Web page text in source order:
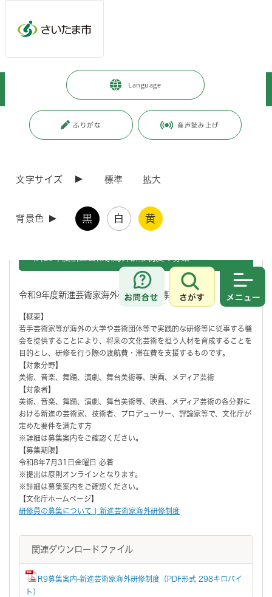
Language
ふりがな 音声読み上げ
文字サイズ 標準 拡大
背景色 黒 白 黄
お問合せ
さがす
観光・スポーツ・文化 > 文化・芸術
文化芸術活動への助成・文化芸術事業への参加募集
更新日付：2026年6月15日 / ページ番号：C131249
て、主なものを掲載しています。詳しい内容については、各実施機関の
ホームページにてご確認ください。
令和9年度新進芸術家海外研修制度の募集開始
【概要】
若手芸術家等が海外の大学や芸術団体等で実践的な研修等に従事する機
会を提供することにより、将来の文化芸術を担う人材を育成することを
目的とし、研修を行う際の渡航費・滞在費を支援するものです。
【対象分野】
美術、音楽、舞踊、演劇、舞台美術等、映画、メディア芸術
【対象者】
美術、音楽、舞踊、演劇、舞台美術等、映画、メディア芸術の各分野に
おける新進の芸術家、技術者、プロデューサー、評論家等で、文化庁が
定めた要件を満たす方
※詳細は募集案内をご確認ください。
【募集期限】
令和8年7月31日金曜日 必着
※提出は原則オンラインとなります。
※詳細は募集案内をご確認ください。
【文化庁ホームページ】
研修員の募集について | 新進芸術家海外研修制度
関連ダウンロードファイル
R9募集案内-新進芸術家海外研修制度（PDF形式 298キロバイ
ト）